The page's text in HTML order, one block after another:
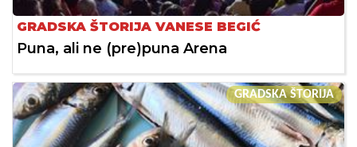
GRADSKA ŠTORIJA VANESE BEGIĆ
Puna, ali ne (pre)puna Arena
GRADSKA ŠTORIJA